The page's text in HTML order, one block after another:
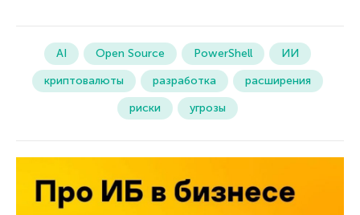
AI Open Source PowerShell
ИИ
криптовалюты
разработка
расширения
риски
угрозы